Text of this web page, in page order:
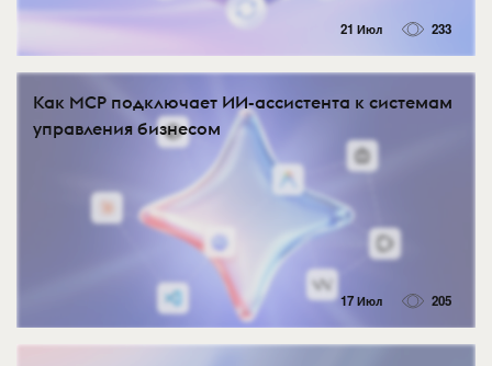
21 Июл 233
Как MCP подключает ИИ-ассистента к системам
управления бизнесом
17 Июл 205